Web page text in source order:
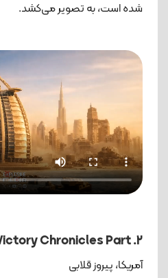
شده است، به تصویر می‌کشد.
Chronicles Part .2
آمریکا، پیروز قلابی